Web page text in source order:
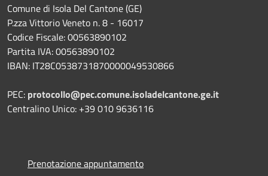
Comune di Isola Del Cantone (GE)
P.zza Vittorio Veneto n. 8 - 16017
Codice Fiscale: 00563890102
Partita IVA: 00563890102
IBAN: IT28C0538731870000049530866
PEC: protocollo@pec.comune.isoladelcantone.ge.it
Centralino Unico: +39 010 9636116
Prenotazione appuntamento